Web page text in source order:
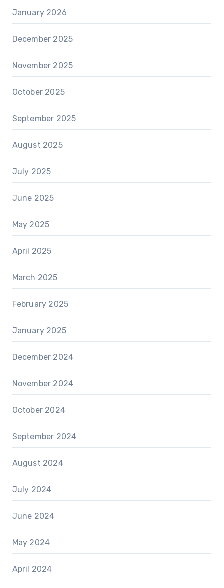
January 2026
December 2025
November 2025
October 2025
September 2025
August 2025
July 2025
June 2025
May 2025
April 2025
March 2025
February 2025
January 2025
December 2024
November 2024
October 2024
September 2024
August 2024
July 2024
June 2024
May 2024
April 2024